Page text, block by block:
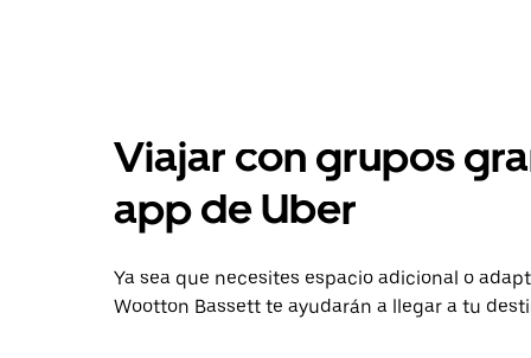
Viajar con grupos
app de Uber
Ya sea que necesites espacio adicional o
Wootton Bassett te ayudarán a llegar a tu